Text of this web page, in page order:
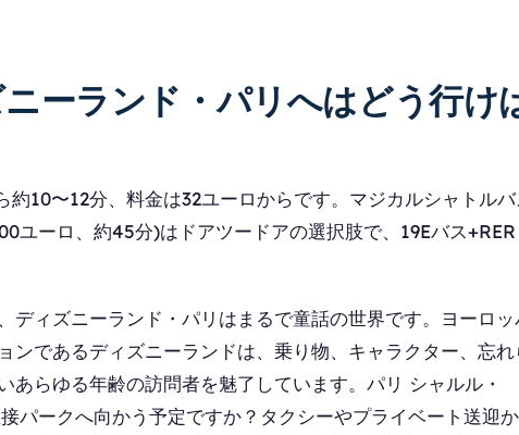
ーランド・パリへはどう行け
約10〜12分、料金は32ユーロからです。マジカルシャトルバ
ユーロ、約45分)はドアツードアの選択肢で、19Eバス
ディズニーランド・パリはまるで童話の世界です。ヨーロッ
ンであるディズニーランドは、乗り物、キャラクター、忘れ
あらゆる年齢の訪問者を魅了しています。パリ シャルル・
パークへ向かう予定ですか？タクシーやプライベート送迎か